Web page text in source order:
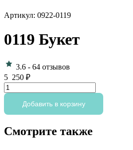
Артикул: 0922-0119
0119 Букет
3.6 - 64 отзывов
5 250 ₽
Количество
товара
Букет
Добавить в корзину
Смотрите также